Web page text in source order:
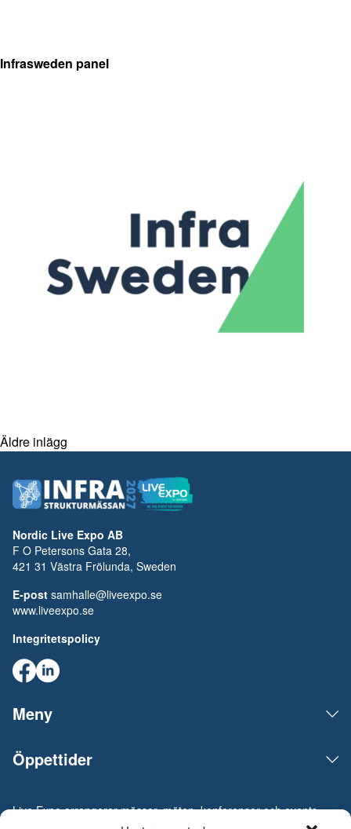
Infrasweden panel
Äldre inlägg
Nordic Live Expo AB
F O Petersons Gata 28,
421 31 Västra Frölunda, Sweden
E-post samhalle@liveexpo.se
www.liveexpo.se
Integritetspolicy
Meny
Öppettider
Live Expo arrangerar mässor, möten, konferenser och events
på den skandinaviska marknaden. Huvudkontoret ligger i